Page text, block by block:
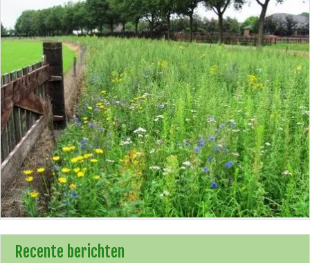
Recente berichten